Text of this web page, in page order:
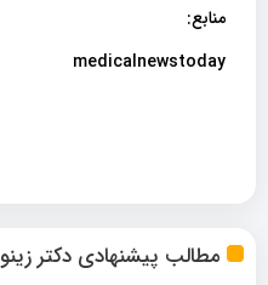
مطالب پیشنهادی دکتر زینو
منابع:
medicalnewstoday